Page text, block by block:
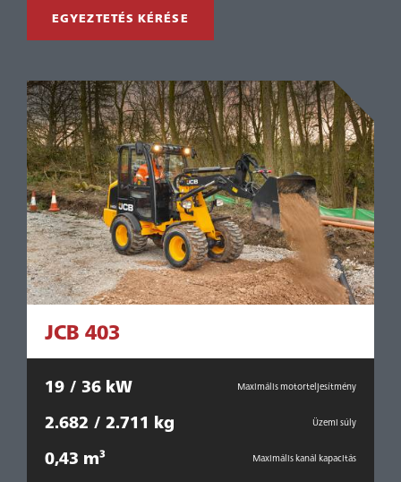
EGYEZTETÉS KÉRÉSE
JCB 403
19 / 36 kW Maximális motorteljesítmény
2.682 / 2.711 kg Üzemi súly
0,43 m³ Maximális kanál kapacitás